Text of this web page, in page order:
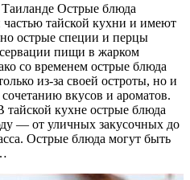
Острые блюда
частью тайской кухни и имеют
острые специи и перцы
пищи в жарком
со временем острые блюда
из-за своей остроты, но и
вкусов и ароматов.
кухне острые блюда
— от уличных закусочных до
Острые блюда могут быть